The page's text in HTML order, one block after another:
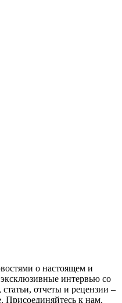
о настоящем и
интервью со
отчеты и рецензии –
Присоединяйтесь к нам,